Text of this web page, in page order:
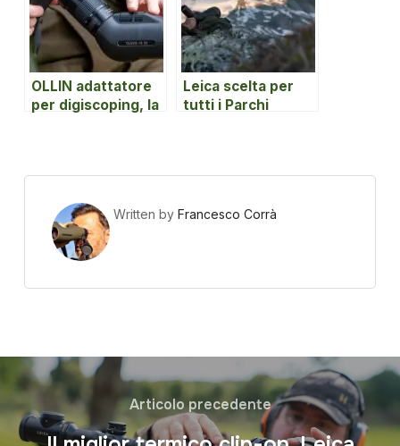
OLLIN adattatore
per digiscoping, la
Leica scelta per
tutti i Parchi
Written by Francesco Corrà
Articolo precedente